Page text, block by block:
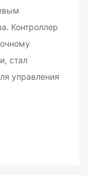
Контроллер
стал
управления